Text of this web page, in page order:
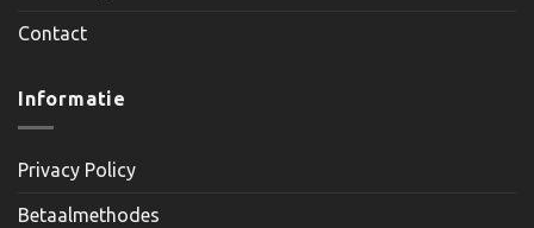
Contact
Informatie
Privacy Policy
Betaalmethodes